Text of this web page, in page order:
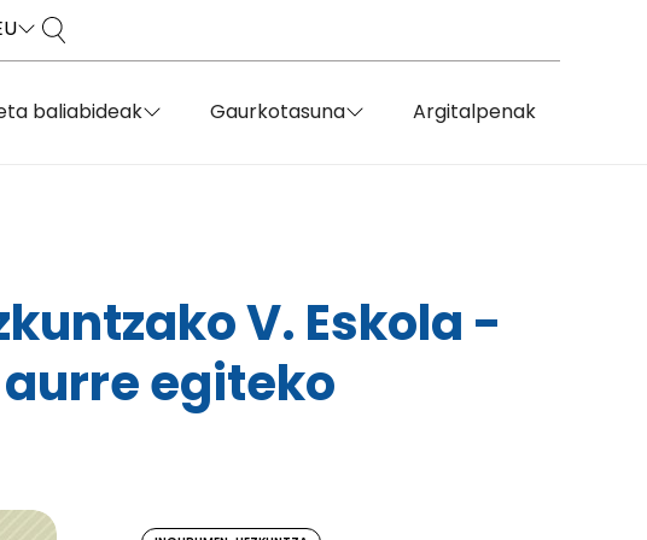
baliabideak Gaurkotasuna Argitalpenak
V. Eskola -
egiteko